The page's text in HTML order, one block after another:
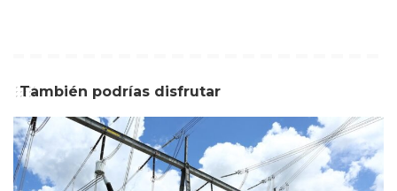
También podrías disfrutar